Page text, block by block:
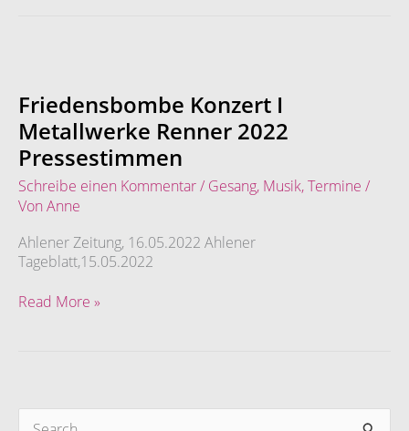
Friedensbombe Konzert I
Metallwerke Renner 2022
Pressestimmen
Schreibe einen Kommentar/ Gesang, Musik,Termine /
Von Anne
Ahlener Zeitung, 16.05.2022 Ahlener
Tageblatt,15.05.2022
I
Metallwerke
Renner
2022
Pressestimmen
Read More »